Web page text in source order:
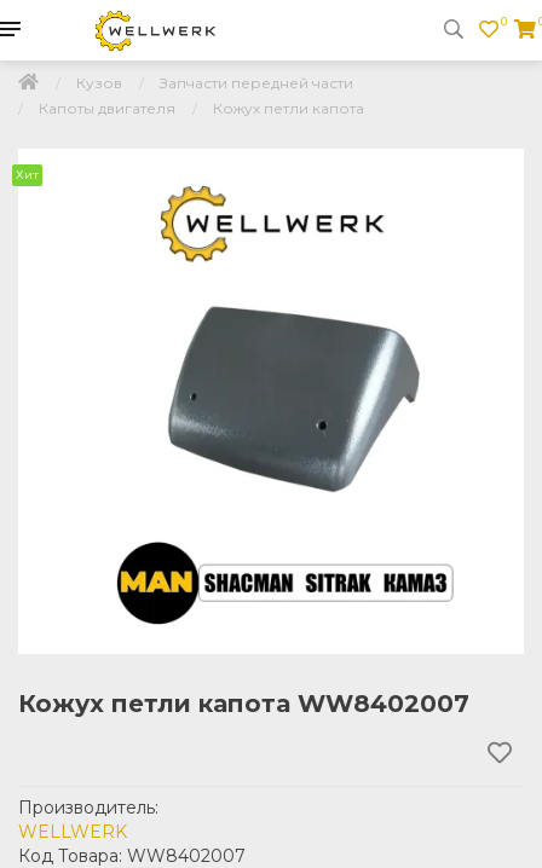
0
Кузов
Запчасти передней части
Капоты двигателя
Кожух петли капота
Хит
Кожух петли капота WW8402007
Производитель:
WELLWERK
Код Товара: WW8402007